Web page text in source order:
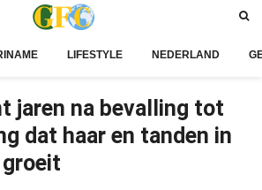
LIFESTYLE NEDERLAND
jaren na bevalling tot
dat haar en tanden in
groeit